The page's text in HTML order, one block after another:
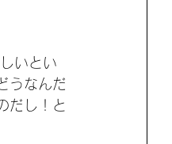
いとい
うなんだ
だし！と